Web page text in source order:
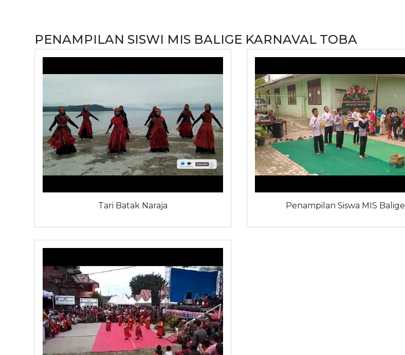
PENAMPILAN SISWI MIS BALIGE KARNAVAL TOBA
Tari Batak Naraja Penampilan Siswa MIS Balige